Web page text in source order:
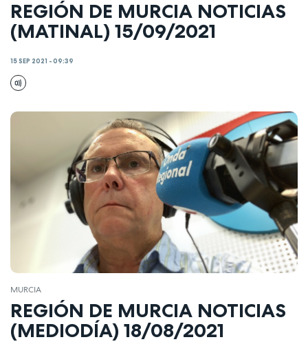
REGIÓN DE MURCIA NOTICIAS
(MATINAL) 15/09/2021
15 SEP 2021 - 09:39
MURCIA
REGIÓN DE MURCIA NOTICIAS
(MEDIODÍA) 18/08/2021